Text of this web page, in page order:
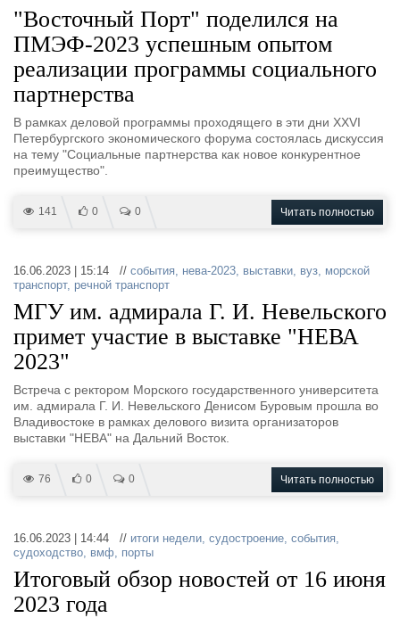
"Восточный Порт" поделился на
ПМЭФ-2023 успешным опытом
реализации программы социального
партнерства
В рамках деловой программы проходящего в эти дни XXVI
Петербургского экономического форума состоялась дискуссия
на тему "Социальные партнерства как новое конкурентное
преимущество".
141 0 0 Читать полностью
16.06.2023 | 15:14 // события, нева-2023, выставки, вуз, морской
транспорт, речной транспорт
МГУ им. адмирала Г. И. Невельского
примет участие в выставке "НЕВА
2023"
Встреча с ректором Морского государственного университета
им. адмирала Г. И. Невельского Денисом Буровым прошла во
Владивостоке в рамках делового визита организаторов
выставки "НЕВА" на Дальний Восток.
76 0 0 Читать полностью
16.06.2023 | 14:44 // итоги недели, судостроение, события,
судоходство, вмф, порты
Итоговый обзор новостей от 16 июня
2023 года